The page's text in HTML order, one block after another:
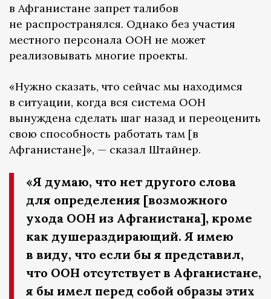
в Афганистане запрет талибов
не распространялся. Однако без участия
местного персонала ООН не может
реализовывать многие проекты.
«Нужно сказать, что сейчас мы находимся
в ситуации, когда вся система ООН
вынуждена сделать шаг назад и переоценить
свою способность работать там [в
Афганистане]», — сказал Штайнер.
«Я думаю, что нет другого слова
для определения [возможного
ухода ООН из Афганистана], кроме
как душераздирающий. Я имею
в виду, что если бы я представил,
что ООН отсутствует в Афганистане,
я бы имел перед собой образы этих